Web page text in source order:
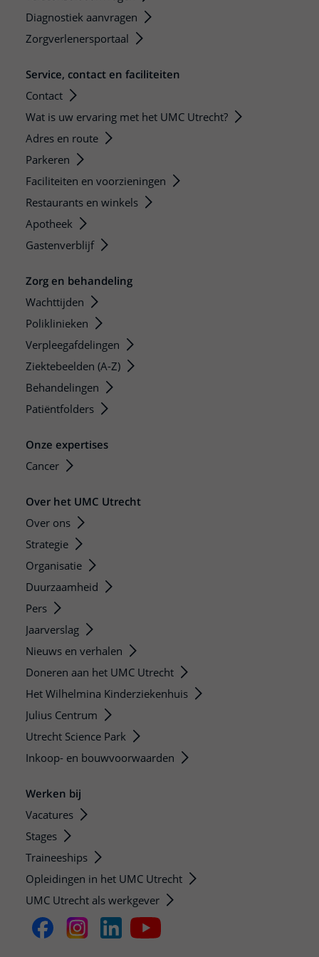
Diagnostiek aanvragen
Zorgverlenersportaal
Service, contact en faciliteiten
Contact
Wat is uw ervaring met het UMC Utrecht?
Adres en route
Parkeren
Faciliteiten en voorzieningen
Restaurants en winkels
Apotheek
Gastenverblijf
Zorg en behandeling
Wachttijden
Poliklinieken
Verpleegafdelingen
Ziektebeelden (A-Z)
Behandelingen
Patiëntfolders
Onze expertises
Cancer
Over het UMC Utrecht
Over ons
Strategie
Organisatie
Duurzaamheid
Pers
Jaarverslag
Nieuws en verhalen
Doneren aan het UMC Utrecht
Het Wilhelmina Kinderziekenhuis
Julius Centrum
Utrecht Science Park
Inkoop- en bouwvoorwaarden
Werken bij
Vacatures
Stages
Traineeships
Opleidingen in het UMC Utrecht
UMC Utrecht als werkgever